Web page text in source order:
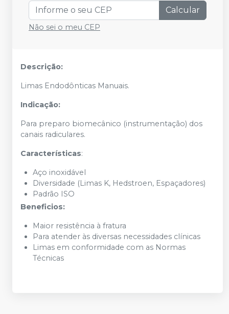
Calcular
Não sei o meu CEP
Descrição:
Limas Endodônticas Manuais.
Indicação:
Para preparo biomecânico (instrumentação) dos
canais radiculares.
Características:
Aço inoxidável
Diversidade (Limas K, Hedstroen, Espaçadores)
Padrão ISO
Beneficios:
Maior resistência à fratura
Para atender às diversas necessidades clínicas
Limas em conformidade com as Normas
Técnicas